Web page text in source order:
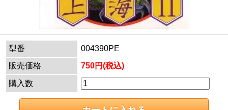
型番
004390PE
販売価格
750円(税込)
購入数